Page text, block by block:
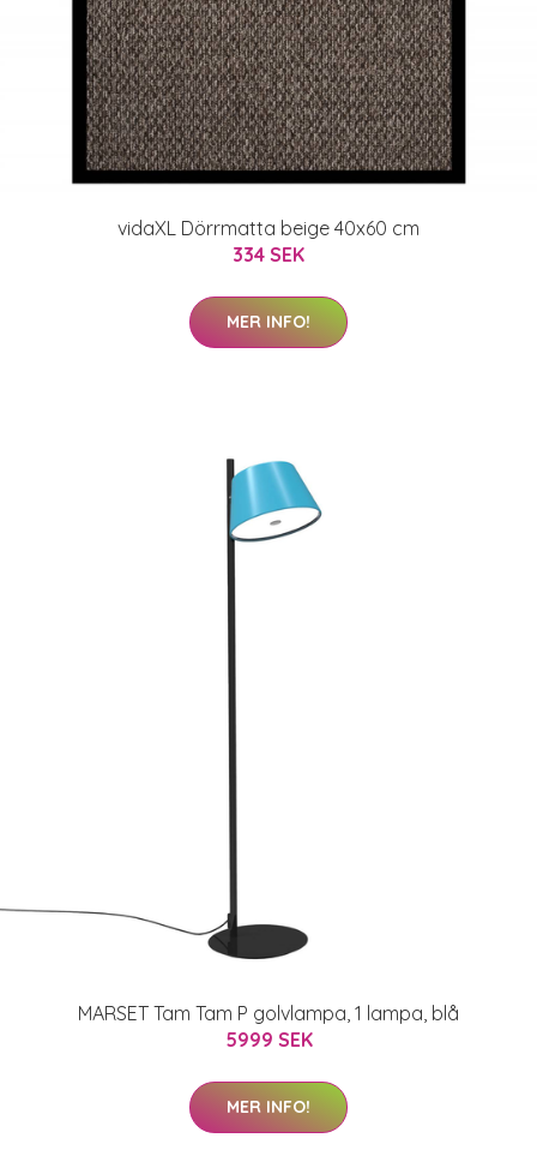
vidaXL Dörrmatta beige 40x60 cm
334 SEK
MER INFO!
MARSET Tam Tam P golvlampa, 1 lampa, blå
5999 SEK
MER INFO!